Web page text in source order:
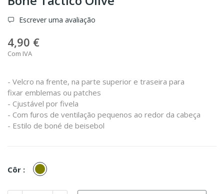
Escrever uma avaliação
4,90 €
Com IVA
- Velcro na frente, na parte superior e traseira para
fixar emblemas ou patches
- Cjustável por fivela
- Com furos de ventilação pequenos ao redor da cabeça
- Estilo de boné de beisebol
Côr : Olive